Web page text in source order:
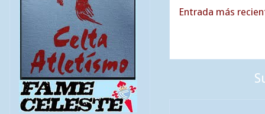
Entrada más